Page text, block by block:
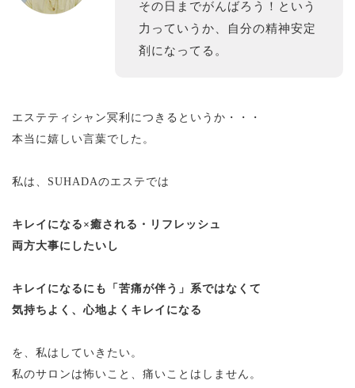
その日までがんばろう！という
力っていうか、自分の精神安定
剤になってる。
エステティシャン冥利につきるというか・・・
本当に嬉しい言葉でした。
私は、SUHADAのエステでは
キレイになる×癒される・リフレッシュ
両方大事にしたいし
キレイになるにも「苦痛が伴う」系ではなくて
気持ちよく、心地よくキレイになる
を、私はしていきたい。
私のサロンは怖いこと、痛いことはしません。